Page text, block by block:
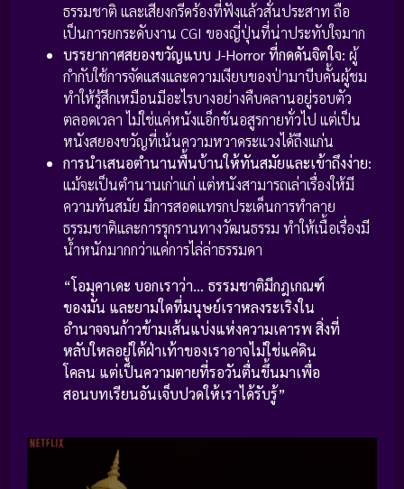
ธรรมชาติ และเสียงกรีดร้องที่ฟังแล้วสั่นประสาท ถือ
เป็นการยกระดับงาน CGI ของญี่ปุ่นที่น่าประทับใจมาก
บรรยากาศสยองขวัญแบบ J-Horror ที่กดดันจิตใจ: ผู้
กำกับใช้การจัดแสงและความเงียบของป่ามาบีบคั้นผู้ชม
ทำให้รู้สึกเหมือนมีอะไรบางอย่างคืบคลานอยู่รอบตัว
ตลอดเวลา ไม่ใช่แค่หนังแอ็กชันอสูรกายทั่วไป แต่เป็น
หนังสยองขวัญที่เน้นความหวาดระแวงได้ถึงแก่น
การนำเสนอตำนานพื้นบ้านให้ทันสมัยและเข้าถึงง่าย:
แม้จะเป็นตำนานเก่าแก่ แต่หนังสามารถเล่าเรื่องให้มี
ความทันสมัย มีการสอดแทรกประเด็นการทำลาย
ธรรมชาติและการรุกรานทางวัฒนธรรม ทำให้เนื้อเรื่องมี
น้ำหนักมากกว่าแค่การไล่ล่าธรรมดา
“โอมุคาเดะ บอกเราว่า… ธรรมชาติมีกฎเกณฑ์
ของมัน และยามใดที่มนุษย์เราหลงระเริงใน
อำนาจจนก้าวข้ามเส้นแบ่งแห่งความเคารพ สิ่งที่
หลับใหลอยู่ใต้ฝ่าเท้าของเราอาจไม่ใช่แค่ดิน
โคลน แต่เป็นความตายที่รอวันตื่นขึ้นมาเพื่อ
สอนบทเรียนอันเจ็บปวดให้เราได้รับรู้”